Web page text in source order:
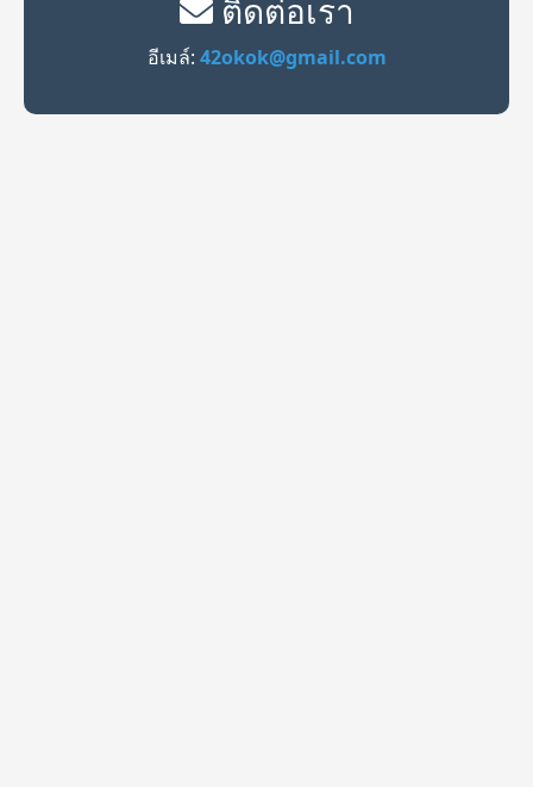
ติดต่อเรา
อีเมล์: 42okok@gmail.com